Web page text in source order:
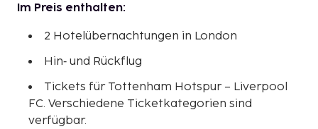
Im Preis enthalten:
2 Hotelübernachtungen in London
Hin‑ und Rückflug
Tickets für Tottenham Hotspur – Liverpool
FC. Verschiedene Ticketkategorien sind
verfügbar.